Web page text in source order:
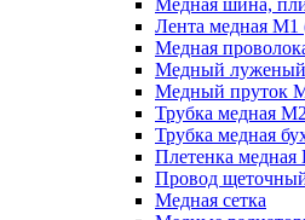
Медная шина,
Лента медная М1
Медная
Медный
Медный пруток
Трубка медная
Трубка медная
Плетенка
Провод
Медная сетка